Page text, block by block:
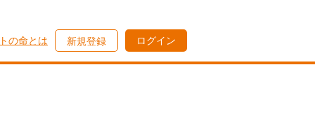
の命とは 新規登録 ログイン